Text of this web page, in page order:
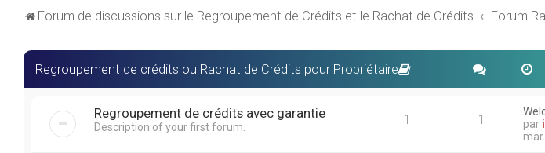
Forum de discussions sur le Regroupement de Crédits et le Rachat de Crédits Forum
Regroupement de crédits ou Rachat de Crédits pour Propriétaire
Regroupement de crédits avec garantie
Description of your first forum. 1 1
par